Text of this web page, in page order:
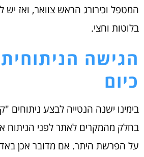
בלוטות וחצי.
הגישה
כיום
בימינו ישנה הנטייה לבצע ניתוחים
בחלק מהמקרים לאתר לפני